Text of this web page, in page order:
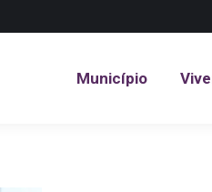
Município
Município